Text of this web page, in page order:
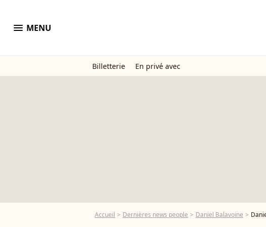
menu MENU
Billetterie En privé avec
Accueil Dernières news people Daniel Balavoine